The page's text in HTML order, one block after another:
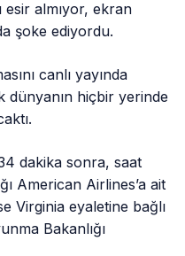
esir almıyor, ekran
şoke ediyordu.
canlı yayında
dünyanın hiçbir yerinde
dakika sonra, saat
American Airlines’a ait
Virginia eyaletine bağlı
Bakanlığı